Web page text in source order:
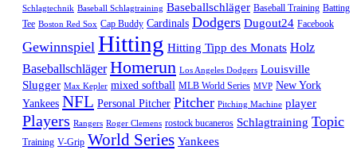
Schlagtechnik Baseball Schlagtraining Baseballschläger Baseball Training Batting
Tee Boston Red Sox Cap Buddy Cardinals Dodgers Dugout24 Facebook
Gewinnspiel Hitting Hitting Tipp des Monats Holz
Baseballschläger Homerun Los Angeles Dodgers Louisville
Slugger Max Kepler mixed softball MLB World Series MVP New York
Yankees NFL Personal Pitcher Pitcher Pitching Machine player
Players Rangers Roger Clemens rostock bucaneros Schlagtraining Topic
Training V-Grip World Series Yankees